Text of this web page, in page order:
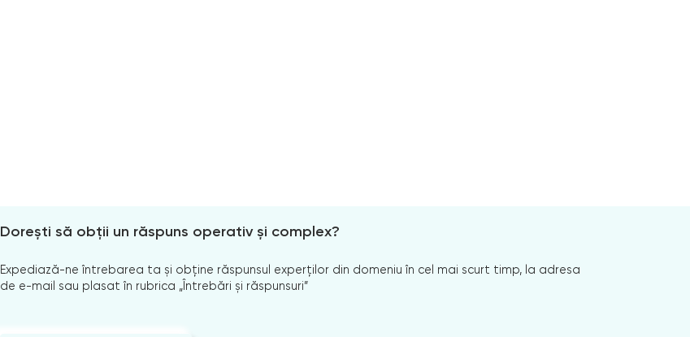
Dorești să obții un răspuns operativ și complex?
Expediază-ne întrebarea ta și obține răspunsul experților din domeniu în cel mai scurt timp, la adresa
de e-mail sau plasat în rubrica „Întrebări și răspunsuri”